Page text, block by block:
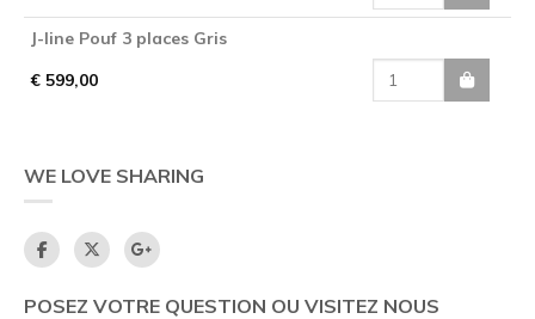
J-line Pouf 3 places Gris
€ 599,00
WE LOVE SHARING
POSEZ VOTRE QUESTION OU VISITEZ NOUS